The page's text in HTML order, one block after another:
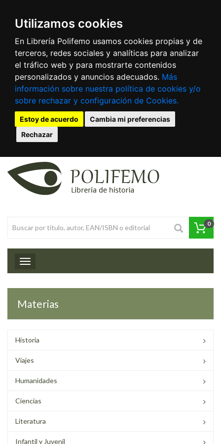
Utilizamos cookies
En Librería Polifemo usamos cookies propias y de
terceros, redes sociales y analíticas para analizar
el tráfico web y para mostrarte contenidos
personalizados y anuncios adecuados. Más
información sobre nuestra política de cookies y/o
sobre rechazar y configuración de Cookies.
Estoy de acuerdo
Cambia mi preferencias
Rechazar
0
Toggle navigation
Materias
Historia
Viajes
Humanidades
Ciencias
Literatura
Infantil y Juvenil